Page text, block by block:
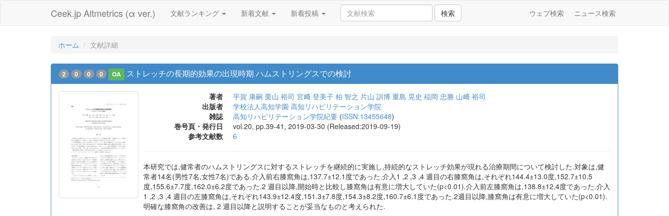
Ceek.jp Altmetrics (α ver.) 文献ランキング 新着文献 新着投稿 検索 ウェブ検索 ニュース検索
ホーム 文献詳細
2 0 0 0 OA ストレッチの長期的効果の出現時期 ハムストリングスでの検討
著者 平賀 康嗣 栗山 裕司 宮﨑 登美子 柏 智之 片山 訓博 重島 晃史 稲岡 忠勝 山﨑 裕司
出版者
学校法人高知学園 高知リハビリテーション学院
雑誌
高知リハビリテーション学院紀要 (ISSN:13455648)
巻号頁・発行日
vol.20, pp.39-41, 2019-03-30 (Released:2019-09-19)
参考文献数
6
本研究では,健常者のハムストリングスに対するストレッチを継続的に実施し,持続的なストレッチ効果が現れる治療期間について検討した.対象は,健
常者14名(男性7名,女性7名)である.介入前右膝窩角は,137.7±12.1度であった.介入1 ,2 ,3 ,4 週目の右膝窩角は,それぞれ144.4±13.0度,152.7±10.5
度,155.6±7.7度,162.0±6.2度であった.2 週目以降,開始時と比較し膝窩角は有意に増大していた(p<0.01).介入前左膝窩角は,138.8±12.4度であった.介入
1 ,2 ,3 ,4 週目の左膝窩角は,それぞれ143.9±12.4度,151.3±7.8度,154.3±8.2度,160.7±6.1度であった.2週目以降,膝窩角は有意に増大していた(p<0.01).
明確な膝窩角の改善は, 2 週目以降と説明することが妥当なものと考えられた.